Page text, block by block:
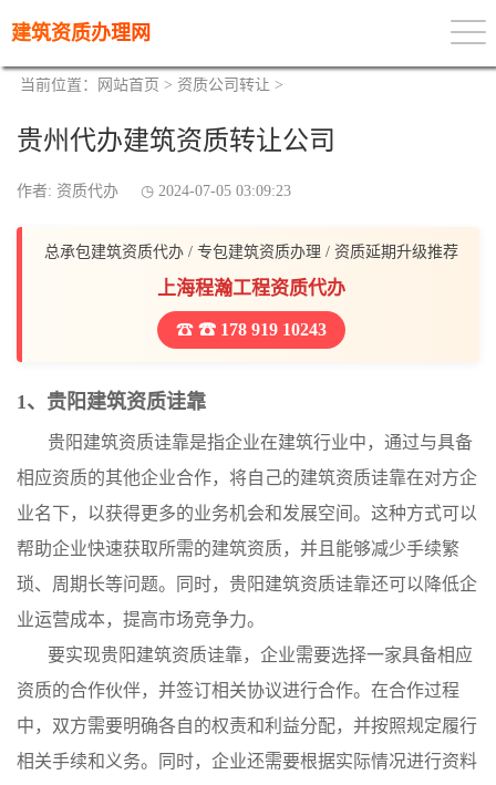
建筑资质办理网
当前位置： 网站首页 > 资质公司转让 >
贵州代办建筑资质转让公司
作者: 资质代办 2024-07-05 03:09:23
总承包建筑资质代办 / 专包建筑资质办理 / 资质延期升级推荐
上海程瀚工程资质代办
☎ 178 919 10243
1、贵阳建筑资质诖靠
贵阳建筑资质诖靠是指企业在建筑行业中，通过与具备
相应资质的其他企业合作，将自己的建筑资质诖靠在对方企
业名下，以获得更多的业务机会和发展空间。这种方式可以
帮助企业快速获取所需的建筑资质，并且能够减少手续繁
琐、周期长等问题。同时，贵阳建筑资质诖靠还可以降低企
业运营成本，提高市场竞争力。
要实现贵阳建筑资质诖靠，企业需要选择一家具备相应
资质的合作伙伴，并签订相关协议进行合作。在合作过程
中，双方需要明确各自的权责和利益分配，并按照规定履行
相关手续和义务。同时，企业还需要根据实际情况进行资料